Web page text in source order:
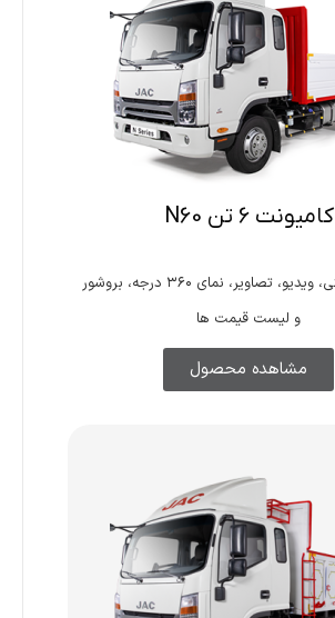
کامیونت 6 تن N60
مشخصات فنی، ویدیو، تصاویر، نمای ۳۶۰ درجه، بروشور
و لیست قیمت ها
مشاهده محصول